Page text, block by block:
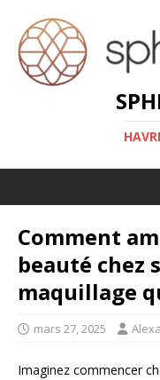
Comment
beauté chez
maquillage
mars 27, 2025
Imaginez commencer